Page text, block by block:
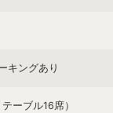
キングあり
ーブル16席）